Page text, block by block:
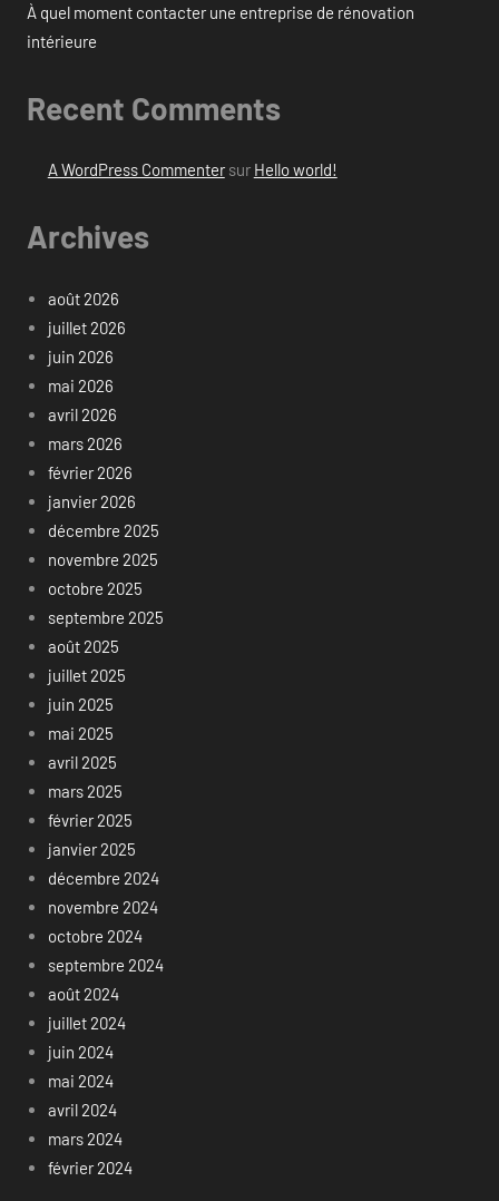
À quel moment contacter une entreprise de rénovation
intérieure
Recent Comments
A WordPress Commentersur Hello world!
Archives
août 2026
juillet 2026
juin 2026
mai 2026
avril 2026
mars 2026
février 2026
janvier 2026
décembre 2025
novembre 2025
octobre 2025
septembre 2025
août 2025
juillet 2025
juin 2025
mai 2025
avril 2025
mars 2025
février 2025
janvier 2025
décembre 2024
novembre 2024
octobre 2024
septembre 2024
août 2024
juillet 2024
juin 2024
mai 2024
avril 2024
mars 2024
février 2024